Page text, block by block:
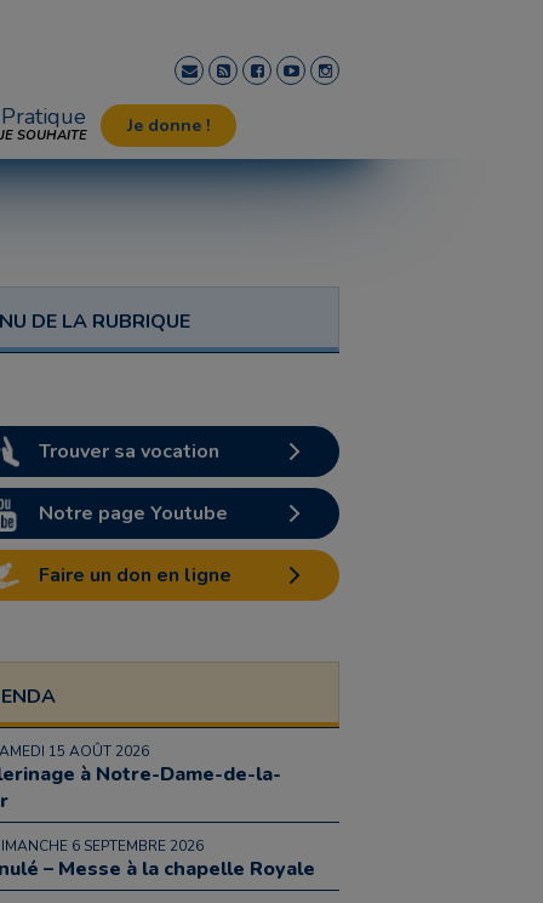
Pratique
JE SOUHAITE Je donne !
DE LA RUBRIQUE
Trouver sa vocation
Notre page Youtube
Faire un don en ligne
15 AOÛT 2026
à Notre-Dame-de-la-
6 SEPTEMBRE 2026
– Messe à la chapelle Royale